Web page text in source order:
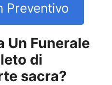
Preventivo
Un Funerale
di
sacra?